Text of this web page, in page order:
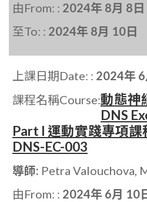
由From: : 2024年 8月 8日
至To: : 2024年 8月 10日
上課日期Date: : 2024年 6
課程名稱Course:動態神
DNS
Part I 運動實踐專項課
DNS-EC-003
導師: Petra Valouchova,
由From: : 2024年 6月 10